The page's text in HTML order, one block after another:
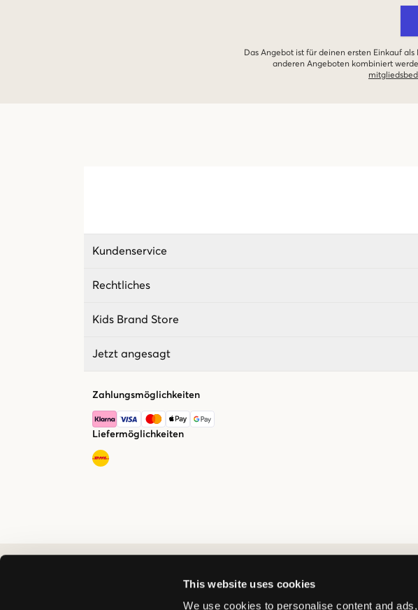
This website uses cookies
We use cookies to personalise content and
Das Angebot ist für deinen ersten Einkauf
anderen Angeboten kombiniert
Kundenservice
Rechtliches
Kids Brand Store
Jetzt angesagt
Zahlungsmöglichkeiten
Liefermöglichkeiten